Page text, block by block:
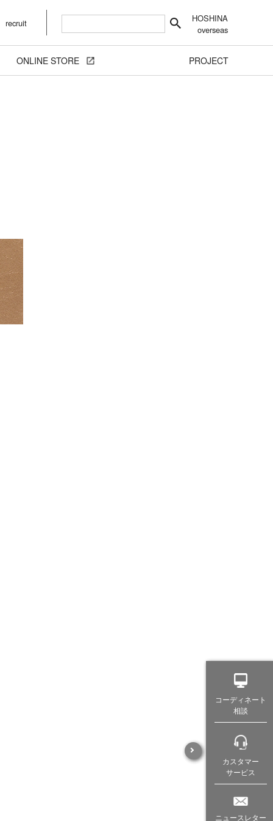
recruit
HOSHINA
overseas
ONLINE STORE PROJECT
コーディネート
相談
カスタマー
サービス
ニュースレター